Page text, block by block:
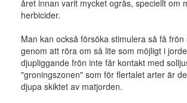
året innan varit mycket ogräs, speciellt om
herbicider.
Man kan också försöka stimulera så få
genom att röra om så lite som möjligt i
djupliggande frön inte får kontakt med
"groningszonen" som för flertalet arter är
djupa skiktet av matjorden.